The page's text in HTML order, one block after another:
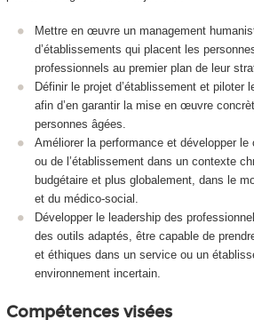
Mettre en œuvre un management
d’établissements qui placent les
professionnels au premier plan de leur
Définir le projet d’établissement et piloter
afin d’en garantir la mise en œuvre
personnes âgées.
Améliorer la performance et développer
ou de l’établissement dans un contexte
budgétaire et plus globalement, dans le
et du médico-social.
Développer le leadership des
des outils adaptés, être capable de
et éthiques dans un service ou un
environnement incertain.
Compétences visées